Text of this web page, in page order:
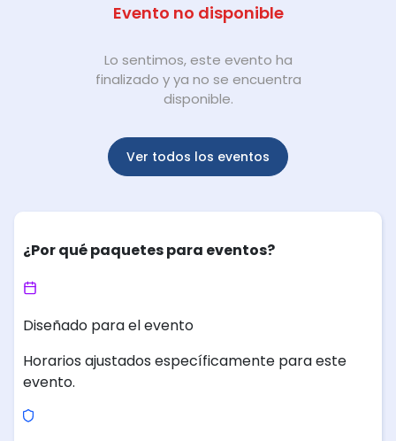
Evento no disponible
Lo sentimos, este evento ha
finalizado y ya no se encuentra
disponible.
Ver todos los eventos
¿Por qué paquetes para eventos?
Diseñado para el evento
Horarios ajustados específicamente para este
evento.